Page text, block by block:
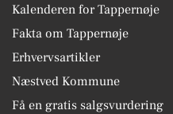
Kalenderen for Tappernøje
Fakta om Tappernøje
Erhvervsartikler
Næstved Kommune
Få en gratis salgsvurdering